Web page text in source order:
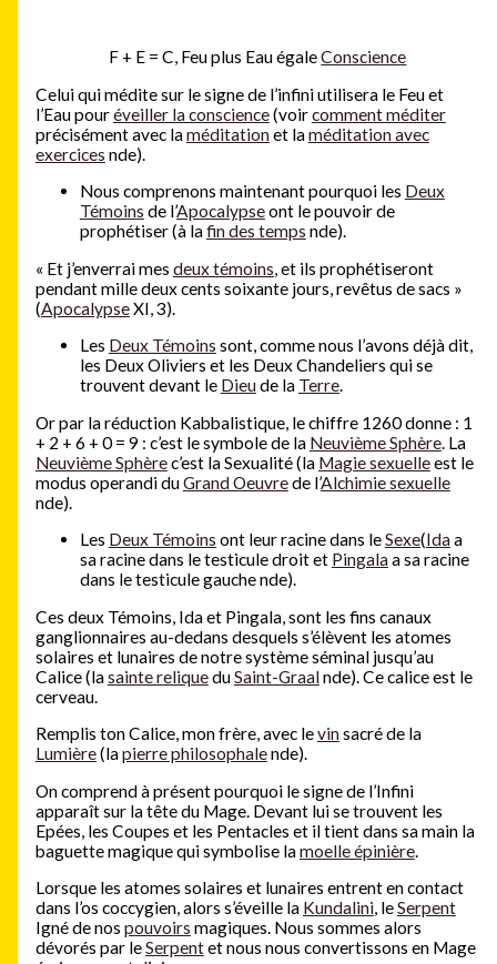
F + E = C, Feu plus Eau égaleConscience
Celui qui médite sur le signe de l’infini utilisera le Feu et
l’Eau pouréveiller la conscience(voircomment méditer
précisément avec laméditationet laméditation avec
exercices nde).
Nous comprenons maintenant pourquoi les Deux
Témoins de l’Apocalypseont le pouvoir de
prophétiser (à lafin des temps nde).
« Et j’enverrai mes deux témoins, et ils prophétiseront
pendant mille deux cents soixante jours, revêtus de sacs »
(ApocalypseXI, 3).
Les Deux Témoins sont, comme nous l’avons déjà dit,
les Deux Oliviers et les Deux Chandeliers qui se
trouvent devant le Dieude la Terre.
Or par la réduction Kabbalistique, le chiffre 1260 donne : 1
+ 2 + 6 + 0 = 9 : c’est le symbole de la Neuvième Sphère. La
Neuvième Sphèrec’est la Sexualité (la Magie sexuelleest le
modus operandi duGrand Oeuvrede l’Alchimie sexuelle
nde).
Les Deux Témoins ont leur racine dans leSexe(Idaa
sa racine dans le testicule droit et Pingalaa sa racine
dans le testicule gauche nde).
Ces deux Témoins, Ida et Pingala, sont les fins canaux
ganglionnaires au-dedans desquels s’élèvent les atomes
solaires et lunaires de notre système séminal jusqu’au
Calice (lasainte reliqueduSaint-Graalnde). Ce calice est le
cerveau.
Remplis ton Calice, mon frère, avec levinsacré de la
Lumière(lapierre philosophalende).
On comprend à présent pourquoi le signe de l’Infini
apparaît sur la tête du Mage. Devant lui se trouvent les
Epées, les Coupes et les Pentacles et il tient dans sa main la
baguette magique qui symbolise lamoelle épinière.
Lorsque les atomes solaires et lunaires entrent en contact
dans l’os coccygien, alors s’éveille la Kundalini, leSerpent
Igné de nos pouvoirs magiques. Nous sommes alors
dévorés par leSerpentet nous nous convertissons en Mage